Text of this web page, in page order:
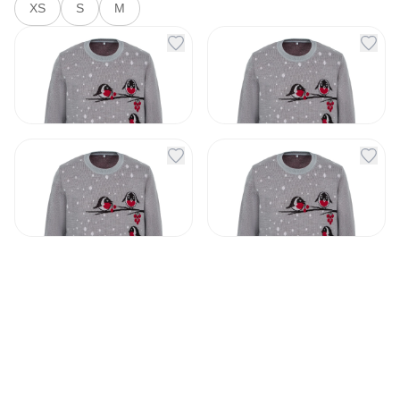
XS S M
Джемпер Birds and
Berries
Артикул 131175
В наличии 1 990
Джемпер Birds and
Berries размер S
Артикул 154097
В наличии 1 990
Джемпер Birds and
Berries размер M
Артикул 154098
В наличии 1 990
Джемпер Birds and
Berries размер XS
Артикул 154096
В наличии 2 349